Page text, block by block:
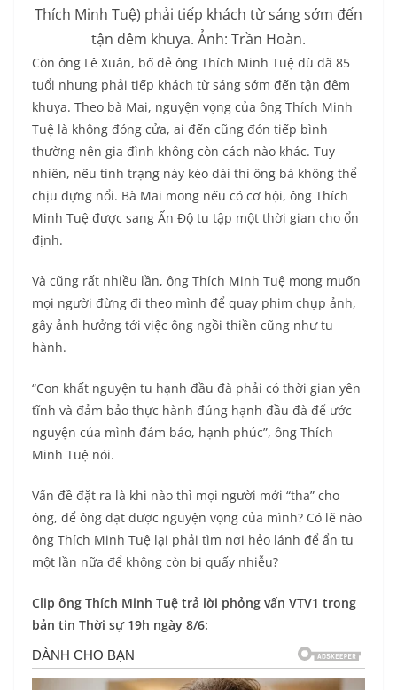
Thích Minh Tuệ) phải tiếp khách từ sáng sớm đến
tận đêm khuya. Ảnh: Trần Hoàn.
Còn ông Lê Xuân, bố đẻ ông Thích Minh Tuệ dù đã 85
tuổi nhưng phải tiếp khách từ sáng sớm đến tận đêm
khuya. Theo bà Mai, nguyện vọng của ông Thích Minh
Tuệ là không đóng cửa, ai đến cũng đón tiếp bình
thường nên gia đình không còn cách nào khác. Tuy
nhiên, nếu tình trạng này kéo dài thì ông bà không thể
chịu đựng nổi. Bà Mai mong nếu có cơ hội, ông Thích
Minh Tuệ được sang Ấn Độ tu tập một thời gian cho ổn
định.
Và cũng rất nhiều lần, ông Thích Minh Tuệ mong muốn
mọi người đừng đi theo mình để quay phim chụp ảnh,
gây ảnh hưởng tới việc ông ngồi thiền cũng như tu
hành.
“Con khất nguyện tu hạnh đầu đà phải có thời gian yên
tĩnh và đảm bảo thực hành đúng hạnh đầu đà để ước
nguyện của mình đảm bảo, hạnh phúc”, ông Thích
Minh Tuệ nói.
Vấn đề đặt ra là khi nào thì mọi người mới “tha” cho
ông, để ông đạt được nguyện vọng của mình? Có lẽ nào
ông Thích Minh Tuệ lại phải tìm nơi hẻo lánh để ẩn tu
một lần nữa để không còn bị quấy nhiễu?
Clip ông Thích Minh Tuệ trả lời phỏng vấn VTV1 trong
bản tin Thời sự 19h ngày 8/6: